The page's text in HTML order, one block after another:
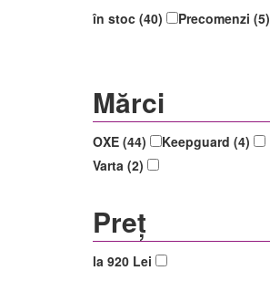
în stoc (40) Precomenzi (5)
Mărci
OXE (44)
Keepguard (4)
Varta (2)
Preț
la 920 Lei